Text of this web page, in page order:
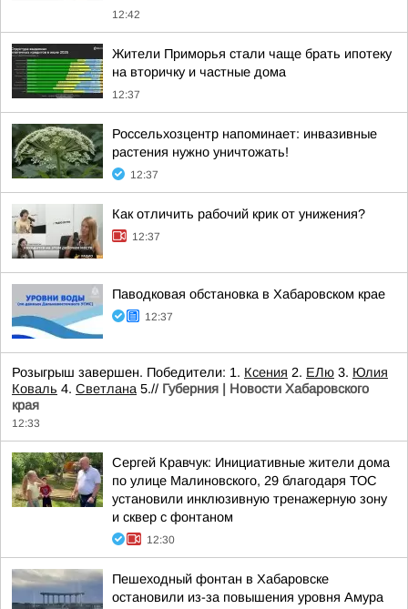
12:42
Жители Приморья стали чаще брать ипотеку
на вторичку и частные дома
12:37
Россельхозцентр напоминает: инвазивные
растения нужно уничтожать!
12:37
Как отличить рабочий крик от унижения?
12:37
Паводковая обстановка в Хабаровском крае
12:37
Розыгрыш завершен. Победители: 1. Ксения 2. ЕЛю 3. Юлия
Коваль 4. Светлана 5.// Губерния | Новости Хабаровского
края
12:33
Сергей Кравчук: Инициативные жители дома
по улице Малиновского, 29 благодаря ТОС
установили инклюзивную тренажерную зону
и сквер с фонтаном
12:30
Пешеходный фонтан в Хабаровске
остановили из-за повышения уровня Амура